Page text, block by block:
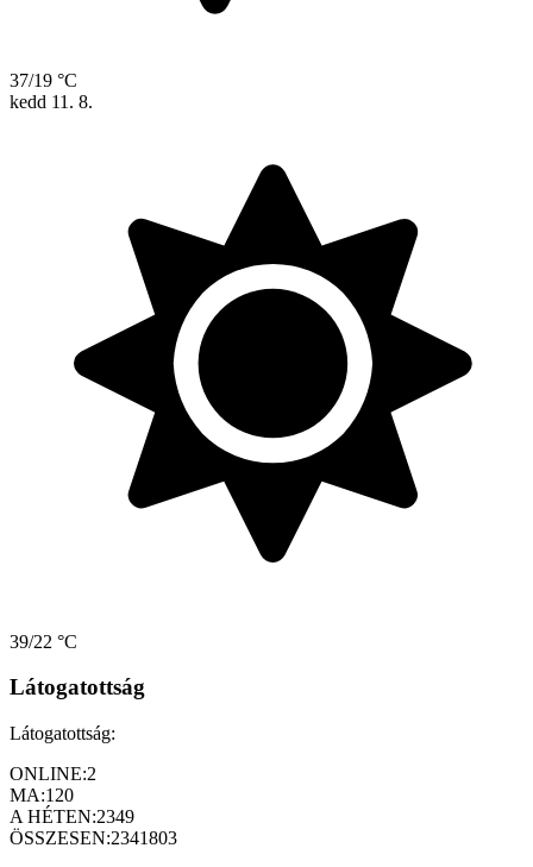
37/19 °C
kedd 11. 8.
39/22 °C
Látogatottság
Látogatottság:
ONLINE:2
MA:120
A HÉTEN:2349
ÖSSZESEN:2341803